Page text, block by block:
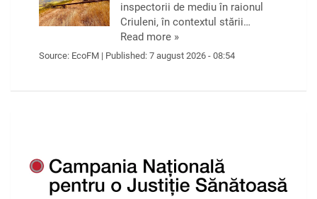
inspectorii de mediu în raionul
Criuleni, în contextul stării…
Read more »
Source: EcoFM | Published: 7 august 2026 - 08:54